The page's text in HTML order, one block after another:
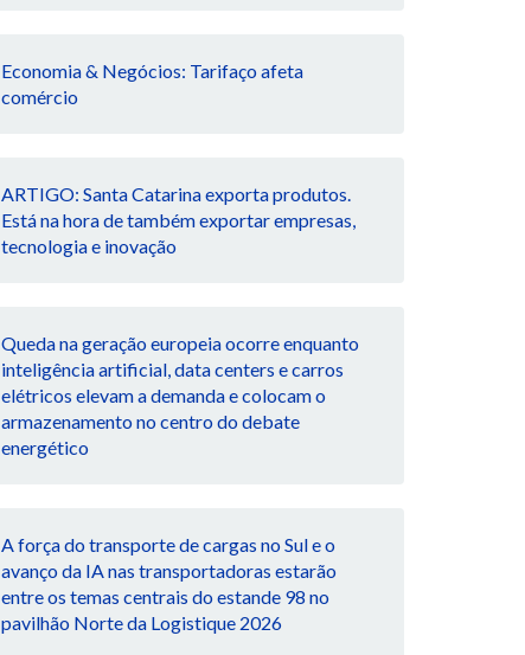
Economia & Negócios: Tarifaço afeta
comércio
ARTIGO: Santa Catarina exporta produtos.
Está na hora de também exportar empresas,
tecnologia e inovação
Queda na geração europeia ocorre enquanto
inteligência artificial, data centers e carros
elétricos elevam a demanda e colocam o
armazenamento no centro do debate
energético
A força do transporte de cargas no Sul e o
avanço da IA nas transportadoras estarão
entre os temas centrais do estande 98 no
pavilhão Norte da Logistique 2026